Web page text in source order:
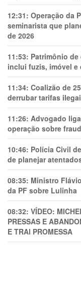
12:31: Operação da
seminarista que
de 2026
11:53: Patrimônio
inclui fuzis, imóvel e
11:34: Coalizão de
derrubar tarifas
11:26: Advogado
operação sobre
10:46: Polícia Civil
de planejar
08:35: Ministro
da PF sobre Lulinha
08:32: VÍDEO:
PRESSAS E
E TRAl PROMESSA